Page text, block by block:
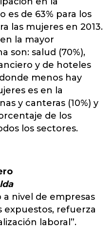
es de 63% para los
las mujeres en 2013.
la mayor
son: salud (70%),
y de hoteles
menos hay
es en la
y canteras (10%) y
de los
los sectores.
nivel de empresas
expuestos, refuerza
laboral”.